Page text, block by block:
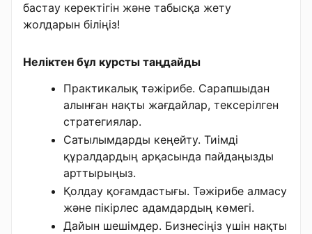
бастау керектігін және табысқа жету
жолдарын біліңіз!
Неліктен бұл курсты таңдайды
Практикалық тәжірибе. Сарапшыдан
алынған нақты жағдайлар, тексерілген
стратегиялар.
Сатылымдарды кеңейту. Тиімді
құралдардың арқасында пайдаңызды
арттырыңыз.
Қолдау қоғамдастығы. Тәжірибе алмасу
және пікірлес адамдардың көмегі.
Дайын шешімдер. Бизнесіңіз үшін нақты